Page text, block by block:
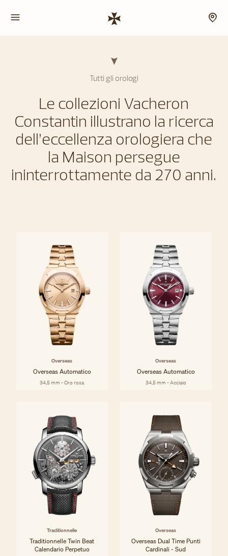
Tutti gli orologi
Le collezioni Vacheron
Constantin illustrano la ricerca
dell’eccellenza orologiera che
la Maison persegue
ininterrottamente da 270 anni.
Overseas
Overseas Automatico
34,5 mm - Oro rosa
Overseas
Overseas Automatico
34,5 mm - Acciaio
Traditionnelle
Traditionnelle Twin Beat
Calendario Perpetuo
Overseas
Overseas Dual Time Punti
Cardinali - Sud